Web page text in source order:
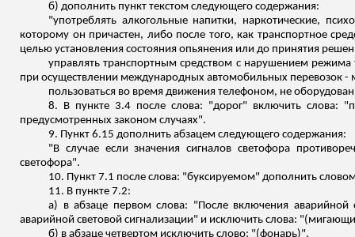
б) дополнить пункт текстом следующего содержания:
"употреблять алкогольные напитки, наркотические,
которому он причастен, либо после того, как транспортное
целью установления состояния опьянения или до принятия
управлять транспортным средством с нарушением
при осуществлении международных автомобильных перевозок
пользоваться во время движения телефоном, не
8. В пункте 3.4 после слова: "дорог" включить слова:
предусмотренных законом случаях".
9. Пункт 6.15 дополнить абзацем следующего содержания:
"В случае если значения сигналов светофора
светофора".
10. Пункт 7.1 после слова: "буксируемом" дополнить
11. В пункте 7.2:
а) в абзаце первом слова: "После включения аварийной
аварийной световой сигнализации" и исключить слова:
б) в абзаце четвертом исключить слово: "(фонарь)".